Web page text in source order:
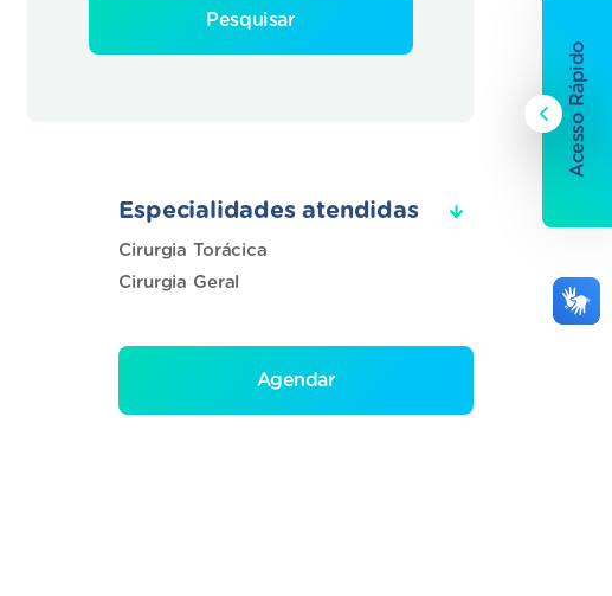
Acesso Rápido
Pesquisar
Especialidades atendidas
Cirurgia Torácica
Cirurgia Geral
Agendar